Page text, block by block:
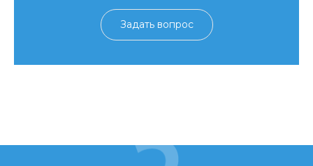
Задать вопрос